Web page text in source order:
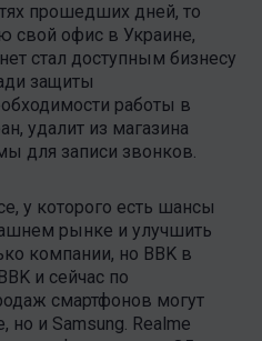
прошедших дней, то
свой офис в Украине,
стал доступным бизнесу
защиты
работы в
удалит из магазина
для записи звонков.
у которого есть шансы
рынке и улучшить
компании, но BBK в
и сейчас по
смартфонов могут
но и Samsung. Realme